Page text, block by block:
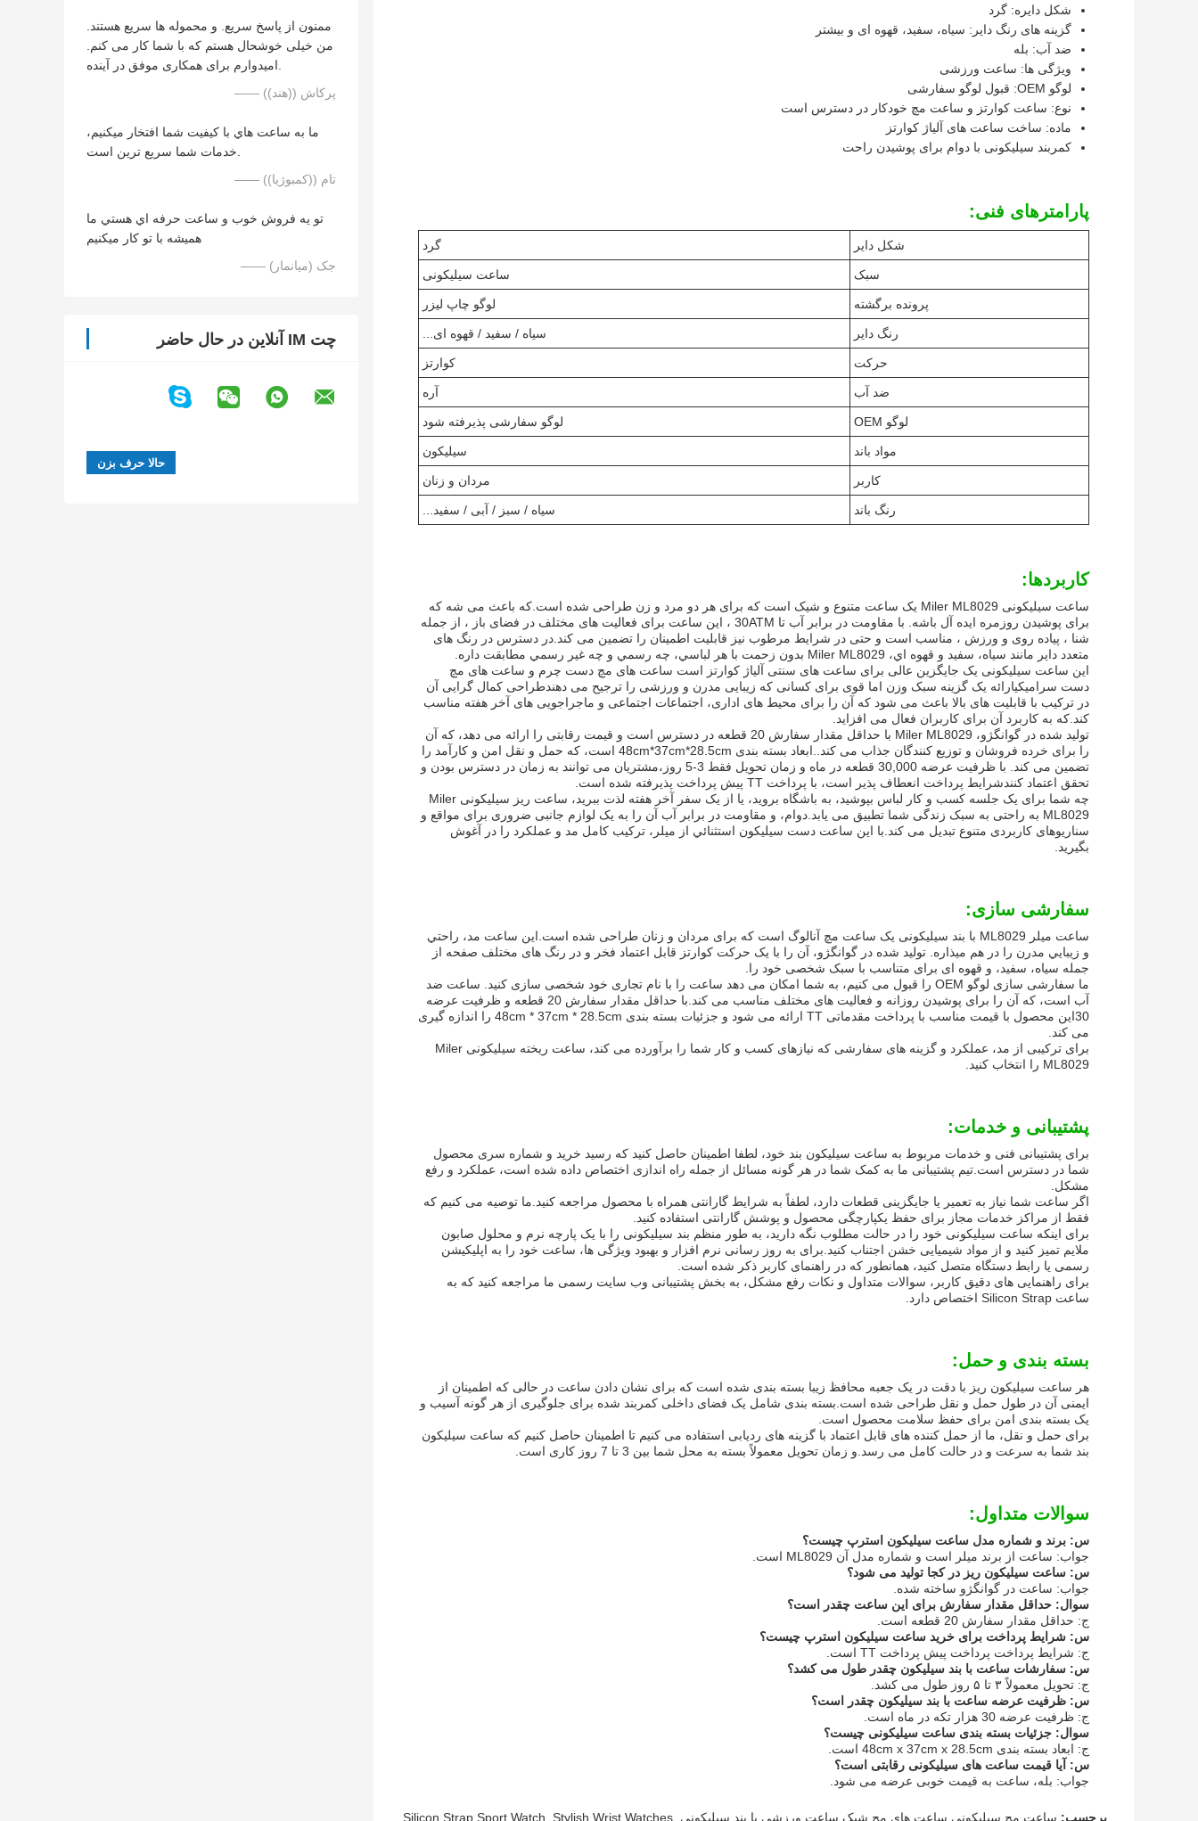
ممنون از پاسخ سریع. و محموله ها سریع هستند.
من خیلی خوشحال هستم که با شما کار می کنم.
امیدوارم برای همکاری موفق در آینده.
—— پرکاش ((هند))
ما به ساعت هاي با کيفيت شما افتخار ميکنيم،
خدمات شما سريع ترين است.
—— تام ((کمبوژیا))
تو يه فروش خوب و ساعت حرفه اي هستي ما
هميشه با تو کار ميکنيم
—— جک (میانمار)
چت IM آنلاین در حال حاضر
شکل دایره: گرد
گزینه های رنگ دایر: سیاه، سفید، قهوه ای و بیشتر
ضد آب: بله
ویژگی ها: ساعت ورزشی
لوگو OEM: قبول لوگو سفارشی
نوع: ساعت کوارتز و ساعت مچ خودکار در دسترس است
ماده: ساخت ساعت های آلیاژ کوارتز
کمربند سیلیکونی با دوام برای پوشیدن راحت
پارامترهای فنی:
شکل دایر گرد
سبک ساعت سیلیکونی
پرونده برگشته لوگو چاپ لیزر
رنگ دایر سیاه / سفید / قهوه ای...
حرکت کوارتز
ضد آب آره
لوگو OEM لوگو سفارشی پذیرفته شود
مواد باند سیلیکون
کاربر مردان و زنان
رنگ باند سیاه / سبز / آبی / سفید...
کاربردها:
ساعت سیلیکونی Miler ML8029 یک ساعت متنوع و شیک است که برای هر دو مرد و زن طراحی شده است.که باعث می شه که
برای پوشیدن روزمره ایده آل باشه. با مقاومت در برابر آب تا 30ATM ، این ساعت برای فعالیت های مختلف در فضای باز ، از جمله
شنا ، پیاده روی و ورزش ، مناسب است و حتی در شرایط مرطوب نیز قابلیت اطمینان را تضمین می کند.در دسترس در رنگ های
متعدد دایر مانند سیاه، سفيد و قهوه اي، Miler ML8029 بدون زحمت با هر لباسي، چه رسمي و چه غير رسمي مطابقت داره.
این ساعت سیلیکونی یک جایگزین عالی برای ساعت های سنتی آلیاژ کوارتز است ساعت های مچ دست چرم و ساعت های مچ
دست سرامیکیارائه یک گزینه سبک وزن اما قوی برای کسانی که زیبایی مدرن و ورزشی را ترجیح می دهندطراحی کمال گرایی آن
در ترکیب با قابلیت های بالا باعث می شود که آن را برای محیط های اداری، اجتماعات اجتماعی و ماجراجویی های آخر هفته مناسب
کند.که به کاربرد آن برای کاربران فعال می افزاید.
تولید شده در گوانگژو، Miler ML8029 با حداقل مقدار سفارش 20 قطعه در دسترس است و قیمت رقابتی را ارائه می دهد، که آن
را برای خرده فروشان و توزیع کنندگان جذاب می کند..ابعاد بسته بندی 48cm*37cm*28.5cm است، که حمل و نقل امن و کارآمد را
تضمین می کند. با ظرفیت عرضه 30,000 قطعه در ماه و زمان تحویل فقط 3-5 روز،مشتریان می توانند به زمان در دسترس بودن و
تحقق اعتماد کنندشرایط پرداخت انعطاف پذیر است، با پرداخت TT پیش پرداخت پذیرفته شده است.
چه شما برای یک جلسه کسب و کار لباس بپوشید، به باشگاه بروید، یا از یک سفر آخر هفته لذت ببرید، ساعت ریز سیلیکونی Miler
ML8029 به راحتی به سبک زندگی شما تطبیق می یابد.دوام، و مقاومت در برابر آب آن را به یک لوازم جانبی ضروری برای مواقع و
سناریوهای کاربردی متنوع تبدیل می کند.با اين ساعت دست سيليكون استثنائي از ميلر، ترکیب کامل مد و عملکرد را در آغوش
بگيريد.
سفارشی سازی:
ساعت میلر ML8029 با بند سیلیکونی یک ساعت مچ آنالوگ است که برای مردان و زنان طراحی شده است.اين ساعت مد، راحتي
و زيبايي مدرن را در هم ميذاره. تولید شده در گوانگژو، آن را با یک حرکت کوارتز قابل اعتماد فخر و در رنگ های مختلف صفحه از
جمله سیاه، سفید، و قهوه ای برای متناسب با سبک شخصی خود را.
ما سفارشی سازی لوگو OEM را قبول می کنیم، به شما امکان می دهد ساعت را با نام تجاری خود شخصی سازی کنید. ساعت ضد
آب است، که آن را برای پوشیدن روزانه و فعالیت های مختلف مناسب می کند.با حداقل مقدار سفارش 20 قطعه و ظرفیت عرضه
30این محصول با قیمت مناسب با پرداخت مقدماتی TT ارائه می شود و جزئیات بسته بندی 48cm * 37cm * 28.5cm را اندازه گیری
می کند.
برای ترکیبی از مد، عملکرد و گزینه های سفارشی که نیازهای کسب و کار شما را برآورده می کند، ساعت ریخته سیلیکونی Miler
ML8029 را انتخاب کنید.
پشتیبانی و خدمات:
برای پشتیبانی فنی و خدمات مربوط به ساعت سیلیکون بند خود، لطفا اطمینان حاصل کنید که رسید خرید و شماره سری محصول
شما در دسترس است.تیم پشتیبانی ما به کمک شما در هر گونه مسائل از جمله راه اندازی اختصاص داده شده است، عملکرد و رفع
مشکل.
اگر ساعت شما نیاز به تعمیر یا جایگزینی قطعات دارد، لطفاً به شرایط گارانتی همراه با محصول مراجعه کنید.ما توصیه می کنیم که
فقط از مراکز خدمات مجاز برای حفظ یکپارچگی محصول و پوشش گارانتی استفاده کنید.
برای اینکه ساعت سیلیکونی خود را در حالت مطلوب نگه دارید، به طور منظم بند سیلیکونی را با یک پارچه نرم و محلول صابون
ملایم تمیز کنید و از مواد شیمیایی خشن اجتناب کنید.برای به روز رسانی نرم افزار و بهبود ویژگی ها، ساعت خود را به اپلیکیشن
رسمی یا رابط دستگاه متصل کنید، همانطور که در راهنمای کاربر ذکر شده است.
برای راهنمایی های دقیق کاربر، سوالات متداول و نکات رفع مشکل، به بخش پشتیبانی وب سایت رسمی ما مراجعه کنید که به
ساعت Silicon Strap اختصاص دارد.
بسته بندی و حمل:
هر ساعت سیلیکون ریز با دقت در یک جعبه محافظ زیبا بسته بندی شده است که برای نشان دادن ساعت در حالی که اطمینان از
ایمنی آن در طول حمل و نقل طراحی شده است.بسته بندی شامل یک فضای داخلی کمربند شده برای جلوگیری از هر گونه آسیب و
یک بسته بندی امن برای حفظ سلامت محصول است.
برای حمل و نقل، ما از حمل کننده های قابل اعتماد با گزینه های ردیابی استفاده می کنیم تا اطمینان حاصل کنیم که ساعت سیلیکون
بند شما به سرعت و در حالت کامل می رسد.و زمان تحویل معمولاً بسته به محل شما بین 3 تا 7 روز کاری است.
سوالات متداول:
س: برند و شماره مدل ساعت سیلیکون استرپ چیست؟
جواب: ساعت از برند میلر است و شماره مدل آن ML8029 است.
س: ساعت سیلیکون ریز در کجا تولید می شود؟
جواب: ساعت در گوانگژو ساخته شده.
سوال: حداقل مقدار سفارش برای این ساعت چقدر است؟
ج: حداقل مقدار سفارش 20 قطعه است.
س: شرایط پرداخت برای خرید ساعت سیلیکون استرپ چیست؟
ج: شرایط پرداخت پرداخت پیش پرداخت TT است.
س: سفارشات ساعت با بند سیلیکون چقدر طول می کشد؟
ج: تحویل معمولاً ۳ تا ۵ روز طول می کشد.
س: ظرفیت عرضه ساعت با بند سیلیکون چقدر است؟
ج: ظرفیت عرضه 30 هزار تکه در ماه است.
سوال: جزئیات بسته بندی ساعت سیلیکونی چیست؟
ج: ابعاد بسته بندی 48cm x 37cm x 28.5cm است.
س: آیا قیمت ساعت های سیلیکونی رقابتی است؟
جواب: بله، ساعت به قیمت خوبی عرضه می شود.
برچسب: ساعت مچ سیلیکونی,ساعت های مچ شیک,ساعت ورزشی با بند سیلیکونی Stylish Wrist Watches
Silicon Strap Sport Watch